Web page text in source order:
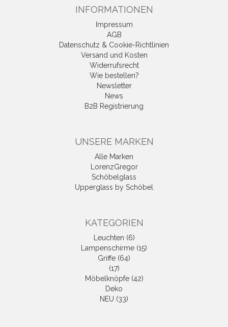
INFORMATIONEN
Impressum
AGB
Datenschutz & Cookie-Richtlinien
Versand und Kosten
Widerrufsrecht
Wie bestellen?
Newsletter
News
B2B Registrierung
UNSERE MARKEN
Alle Marken
LorenzGregor
Schöbelglass
Upperglass by Schöbel
KATEGORIEN
Leuchten (6)
Lampenschirme (15)
Griffe (64)
(17)
Möbelknöpfe (42)
Deko
NEU (33)